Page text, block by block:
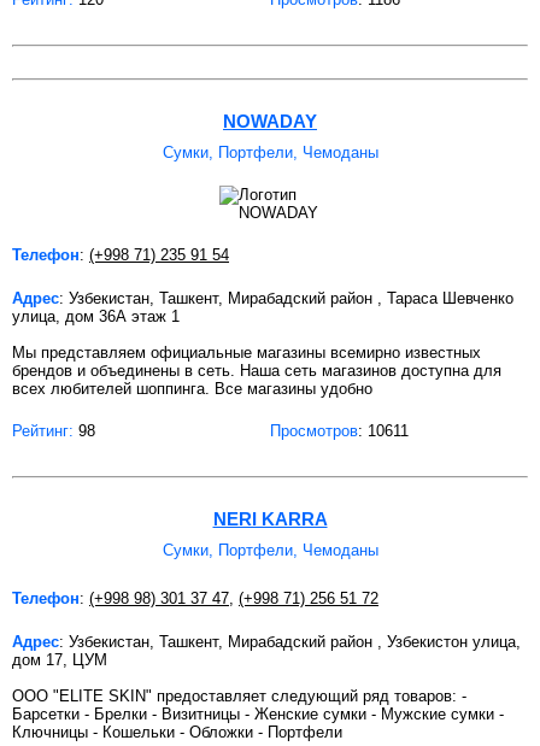
NOWADAY
Сумки, Портфели, Чемоданы
Телефон: (+998 71) 235 91 54
Адрес: Узбекистан, Ташкент, Мирабадский район , Тараса Шевченко
улица, дом 36А этаж 1
Мы представляем официальные магазины всемирно известных
брендов и объединены в сеть. Наша сеть магазинов доступна для
всех любителей шоппинга. Все магазины удобно
Рейтинг: 98 Просмотров: 10611
NERI KARRA
Сумки, Портфели, Чемоданы
Телефон: (+998 98) 301 37 47 (+998 71) 256 51 72
Адрес: Узбекистан, Ташкент, Мирабадский район , Узбекистон улица,
дом 17, ЦУМ
ООО "ELITE SKIN" предоставляет следующий ряд товаров: -
Барсетки - Брелки - Визитницы - Женские сумки - Мужские сумки -
Ключницы - Кошельки - Обложки - Портфели